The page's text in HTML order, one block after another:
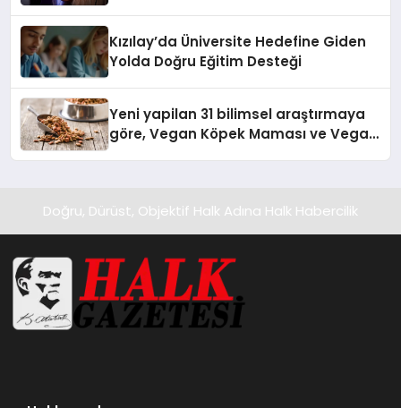
Kızılay’da Üniversite Hedefine Giden
Yolda Doğru Eğitim Desteği
Yeni yapilan 31 bilimsel araştırmaya
göre, Vegan Köpek Maması ve Vegan
Doğru, Dürüst, Objektif Halk Adına Halk Habercilik